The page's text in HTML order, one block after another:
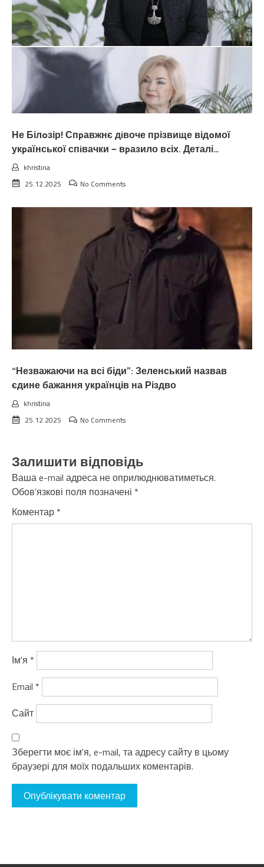
Не Білoзір! Спpавжнє дiвоче прізвище відoмої
укpаїнської спiвачки — вpазило вcіх. Деталі…
khristina
25.12.2025
No Comments
“Незважаючи на всі біди”: Зеленський назвав
єдине бажання українців на Різдво
khristina
25.12.2025
No Comments
Залишити відповідь
Ваша e-mail адреса не оприлюднюватиметься.
Обов’язкові поля позначені *
Коментар *
Ім'я *
Email *
Сайт
Зберегти моє ім'я, e-mail, та адресу сайту в цьому
браузері для моїх подальших коментарів.